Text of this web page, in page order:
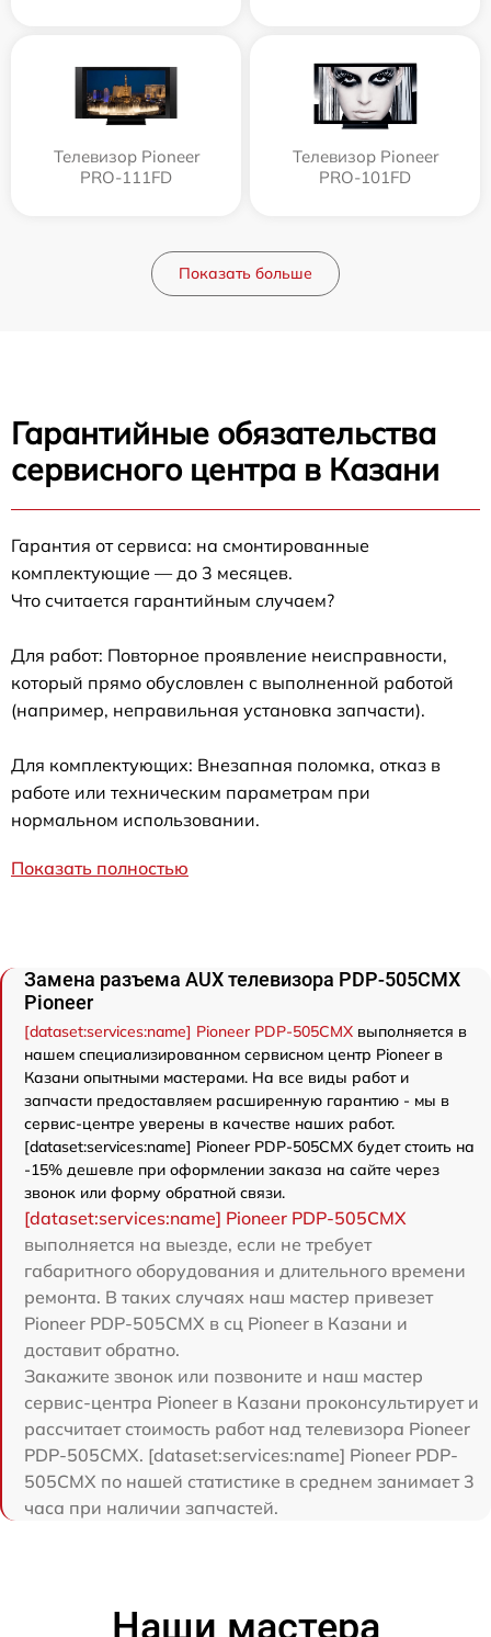
Телевизор Pioneer
PRO-111FD
Телевизор Pioneer
PRO-101FD
Показать больше
Гарантийные обязательства
сервисного центра в Казани
Гарантия от сервиса: на смонтированные
комплектующие — до 3 месяцев.
Что считается гарантийным случаем?
Для работ: Повторное проявление неисправности,
который прямо обусловлен с выполненной работой
(например, неправильная установка запчасти).
Для комплектующих: Внезапная поломка, отказ в
работе или техническим параметрам при
нормальном использовании.
Показать полностью
Замена разъема AUX телевизора PDP-505CMX
Pioneer
[dataset:services:name] Pioneer PDP-505CMX выполняется в
нашем специализированном сервисном центр Pioneer в
Казани опытными мастерами. На все виды работ и
запчасти предоставляем расширенную гарантию - мы в
сервис-центре уверены в качестве наших работ.
[dataset:services:name] Pioneer PDP-505CMX будет стоить на
-15% дешевле при оформлении заказа на сайте через
звонок или форму обратной связи.
[dataset:services:name] Pioneer PDP-505CMX
выполняется на выезде, если не требует
габаритного оборудования и длительного времени
ремонта. В таких случаях наш мастер привезет
Pioneer PDP-505CMX в сц Pioneer в Казани и
доставит обратно.
Закажите звонок или позвоните и наш мастер
сервис-центра Pioneer в Казани проконсультирует и
рассчитает стоимость работ над телевизора Pioneer
PDP-505CMX. [dataset:services:name] Pioneer PDP-
505CMX по нашей статистике в среднем занимает 3
часа при наличии запчастей.
Наши мастера